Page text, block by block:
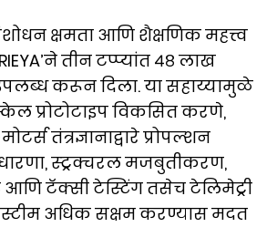
क्षमता आणि शैक्षणिक महत्त्व
तीन टप्प्यांत ४८ लाख
करून दिला. या सहाय्यामुळे
स्केल प्रोटोटाइप विकसित करणे,
तंत्रज्ञानाद्वारे प्रोपल्शन
स्ट्रक्चरल मजबुतीकरण,
आणि टॅक्सी टेस्टिंग तसेच टेलिमेट्री
अधिक सक्षम करण्यास मदत